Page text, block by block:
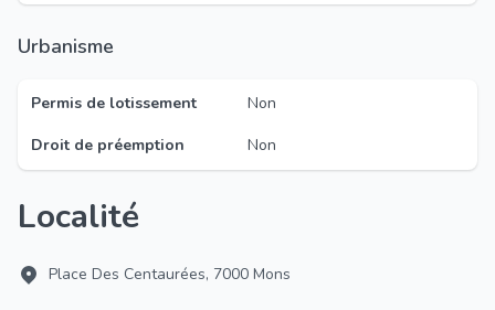
Urbanisme
Permis de lotissement
Non
Droit de préemption
Non
Localité
Place Des Centaurées, 7000 Mons